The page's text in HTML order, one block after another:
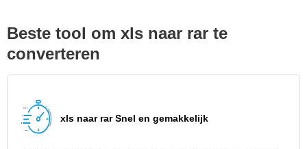
Beste tool om xls naar rar te
converteren
xls naar rar Snel en gemakkelijk